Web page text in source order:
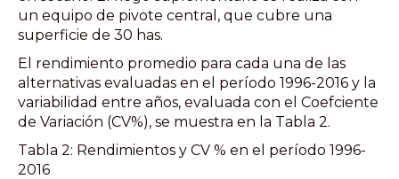
un equipo de pivote central, que cubre una
superficie de 30 has.
El rendimiento promedio para cada una de las
alternativas evaluadas en el período 1996-2016 y la
variabilidad entre años, evaluada con el Coefciente
de Variación (CV%), se muestra en la Tabla 2.
Tabla 2: Rendimientos y CV % en el período 1996-
2016